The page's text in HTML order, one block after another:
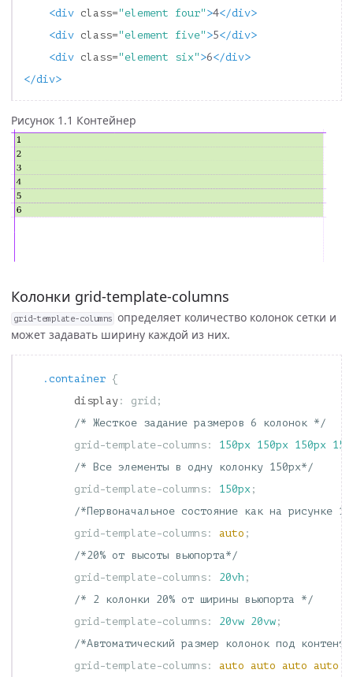
<div class="element four">4</div>
<div class="element five">5</div>
<div class="element six">6</div>
</div>
Рисунок 1.1 Контейнер
Колонки grid-template-columns
grid-template-columns
определяет количество колонок сетки и
может задавать ширину каждой из них.
.container {
display : grid ;
/* Жесткое задание размеров 6 колонок */
grid-template-columns : 150px 150px 150px
/* Все элементы в одну колонку 150px*/
grid-template-columns : 150px ;
/*Первоначальное состояние как на рисунке
grid-template-columns : auto ;
/*20% от высоты вьюпорта*/
grid-template-columns : 20vh ;
/* 2 колонки 20% от ширины вьюпорта */
grid-template-columns : 20vw 20vw ;
/*Автоматический размер колонок под
grid-template-columns : auto auto auto auto